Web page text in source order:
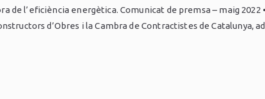
l’eficiència energètica. Comunicat de premsa – maig 2022
d’Obres i la Cambra de Contractistes de